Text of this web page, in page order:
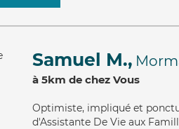
Samuel M.,
à 5km de chez Vous
Optimiste, impliqué et
d'Assistante De Vie aux